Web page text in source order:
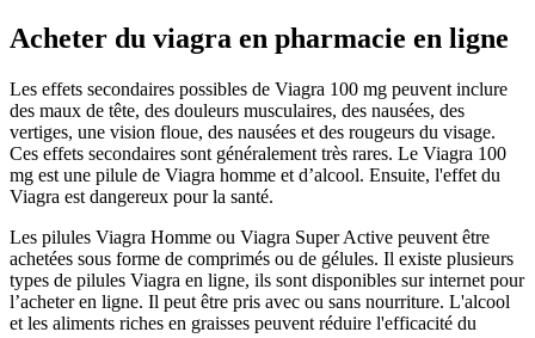
Acheter du viagra en pharmacie en ligne
Les effets secondaires possibles de Viagra 100 mg peuvent inclure
des maux de tête, des douleurs musculaires, des nausées, des
vertiges, une vision floue, des nausées et des rougeurs du visage.
Ces effets secondaires sont généralement très rares. Le Viagra 100
mg est une pilule de Viagra homme et d’alcool. Ensuite, l'effet du
Viagra est dangereux pour la santé.
Les pilules Viagra Homme ou Viagra Super Active peuvent être
achetées sous forme de comprimés ou de gélules. Il existe plusieurs
types de pilules Viagra en ligne, ils sont disponibles sur internet pour
l’acheter en ligne. Il peut être pris avec ou sans nourriture. L'alcool
et les aliments riches en graisses peuvent réduire l'efficacité du